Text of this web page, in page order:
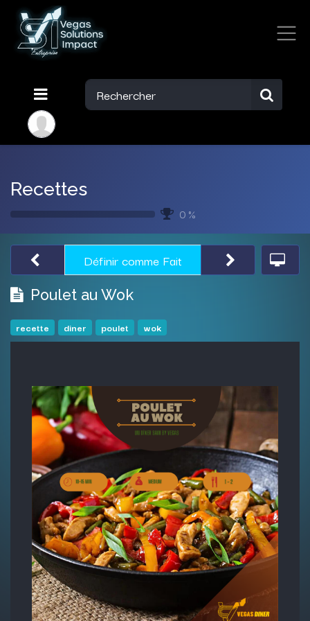
Recettes
0 %
Poulet au Wok
Définir comme Fait
recette diner poulet wok